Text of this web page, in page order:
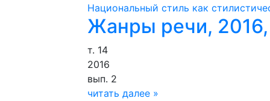
Национальный стиль как
Жанры речи,
т. 14
2016
вып. 2
читать далее »